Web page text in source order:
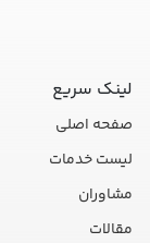
لینک سریع
صفحه اصلی
لیست خدمات
مشاوران
مقالات